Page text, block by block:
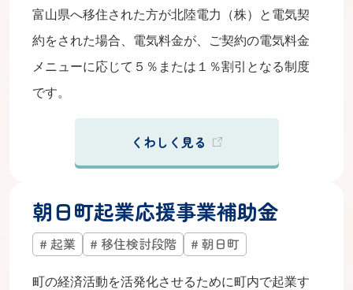
富山県へ移住された方が北陸電力（株）と電気契
約をされた場合、電気料金が、ご契約の電気料金
メニューに応じて５％または１％割引となる制度
です。
くわしく見る
朝日町起業応援事業補助金
起業 移住検討段階 朝日町
町の経済活動を活発化させるために町内で起業す